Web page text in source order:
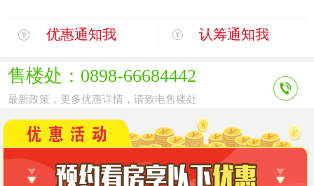
优惠通知我 认筹通知我
售楼处：0898-66684442
最新政策，更多优惠详情，请致电售楼处